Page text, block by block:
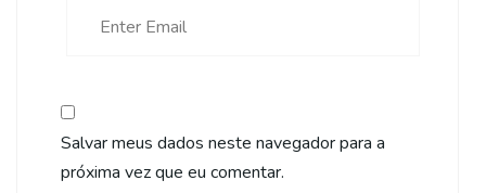
Salvar meus dados neste navegador para a
próxima vez que eu comentar.